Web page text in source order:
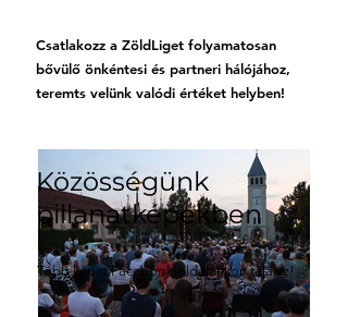
Csatlakozz a ZöldLiget folyamatosan
bővülő önkéntesi és partneri hálójához,
teremts velünk valódi értéket helyben!
Közösségünk
pillanatképekben
Több képet Facebook-oldalunkon találsz!